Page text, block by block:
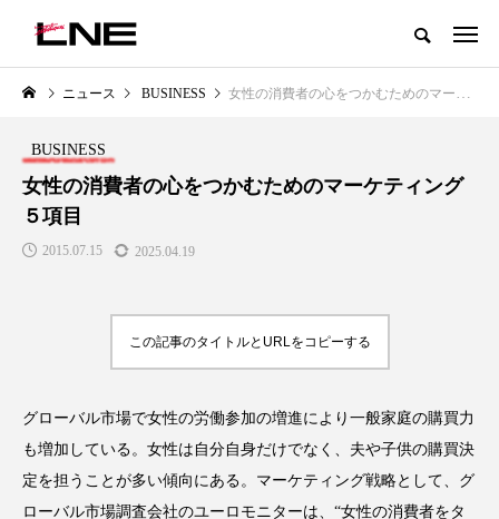
グローバルビューティ＆ヘルスケアビジネス誌
LIFESTYLE
がもたらす可能性とこれから
BUSINESS
都市型スパ――身近なウェルネ
2026.08.06
ニュース BUSINESS 女性の消費者の心をつかむためのマーケティング５項目
BUSINESS
女性の消費者の心をつかむためのマーケティング
５項目
2015.07.15 2025.04.19
この記事のタイトルとURLをコピーする
グローバル市場で女性の労働参加の増進により一般家庭の購買力
も増加している。女性は自分自身だけでなく、夫や子供の購買決
定を担うことが多い傾向にある。マーケティング戦略として、グ
ローバル市場調査会社のユーロモニターは、“女性の消費者をタ